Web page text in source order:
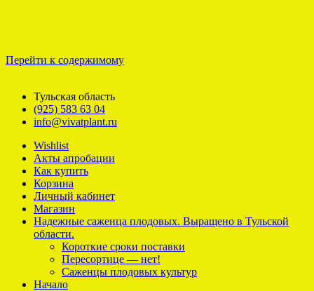
Перейти к содержимому
Тульская область
(925) 583 63 04
info@vivatplant.ru
Wishlist
Акты апробации
Как купить
Корзина
Личный кабинет
Магазин
Надежные саженца плодовых. Выращено в Тульской
области.
Короткие сроки поставки
Пересортице — нет!
Саженцы плодовых культур
Начало